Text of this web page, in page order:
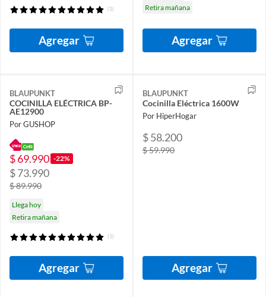
(1)
Agregar
Retira mañana
Agregar
BLAUPUNKT
COCINILLA ELÉCTRICA BP-
AE12900
Por GUSHOP
$ 69.990 -22%
$ 73.990
$ 89.990
Llega hoy
Retira mañana
(1)
Agregar
BLAUPUNKT
Cocinilla Eléctrica 1600W
Por HiperHogar
$ 58.200
$ 59.990
Agregar